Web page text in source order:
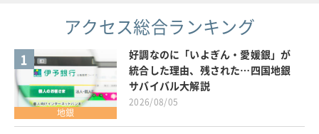
アクセス総合ランキング
1
地銀
好調なのに「いよぎん・愛媛銀」が
統合した理由、残された…四国地銀
サバイバル大解説
2026/08/05